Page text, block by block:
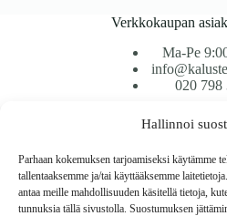
Hallinnoi
Parhaan kokemuksen tarjoamiseksi käytämme
tallentaaksemme ja/tai käyttääksemme
antaa meille mahdollisuuden käsitellä tietoja,
tunnuksia tällä sivustolla. Suostumuksen
Verkkokaupan
Ma-Pe
020 798
Tavarantoimitus /
Vaihto ja